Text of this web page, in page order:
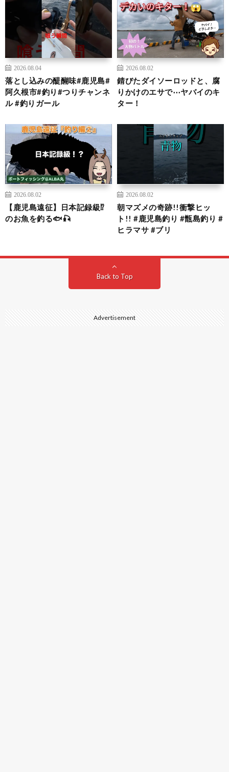
2026.08.04
落とし込みの醍醐味#鹿児島#
阿久根市#釣り#つりチャンネ
ル #釣りガール
2026.08.02
錆びたダイソーロッドと、腐
りかけのエサで⋯ヤバイのキ
ター！
2026.08.02
【鹿児島遠征】日本記録級⁉️
のお魚を釣る🐟🎣
2026.08.02
朝マズメの奇跡!!衝撃ヒッ
ト!! #鹿児島釣り #甑島釣り #
ヒラマサ #ブリ
Back to Top
Advertisement